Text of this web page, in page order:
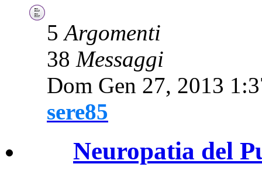
5Argomenti
38 Messaggi
Dom Gen 27, 2013
sere85
Neuropatia del